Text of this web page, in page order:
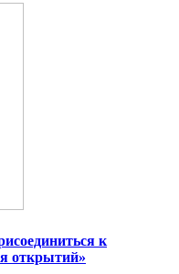
к
открытий»